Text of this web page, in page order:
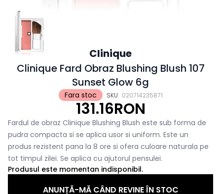
Fara stoc SKU 020714235871
Clinique
Clinique Fard Obraz Blushing Blush 107
Sunset Glow 6g
131.16RON
Fardul de obraz Clinique Blushing Blush este sub forma de
pudra compacta si se aplica usor si uniform. Este un
produs rezistent pana la 8 ore si ofera culoare naturala pe
tot timpul zilei. Se aplica cu ajutorul pensulei.
Produsul este momentan indisponibil.
ANUNȚĂ-MĂ CÂND REVINE ÎN STOC